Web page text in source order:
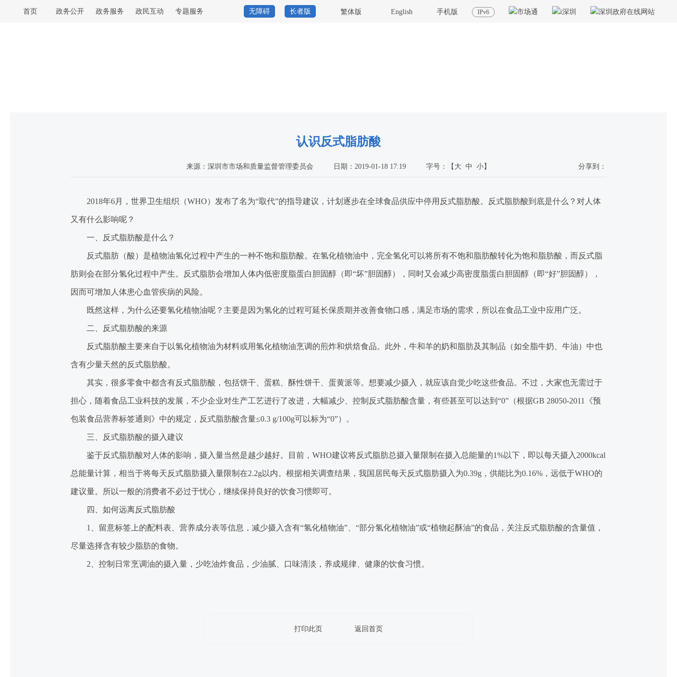
首页 政务公开 政务服务 政民互动 专题服务 无障碍 长者版 繁体版 English 手机版 IPv6
认识反式脂肪酸
来源： 深圳市市场和质量监督管理委员会 日期：2019-01-18 17:19 字号： 【 大 中 小】 分享到：
2018年6月，世界卫生组织（WHO）发布了名为“取代”的指导建议，计划逐步在全球食品供应中停用反式脂肪酸。反式脂肪酸到底是什么？对人体
又有什么影响呢？
一、反式脂肪酸是什么？
反式脂肪（酸）是植物油氢化过程中产生的一种不饱和脂肪酸。在氢化植物油中，完全氢化可以将所有不饱和脂肪酸转化为饱和脂肪酸，而反式脂
肪则会在部分氢化过程中产生。反式脂肪会增加人体内低密度脂蛋白胆固醇（即“坏”胆固醇），同时又会减少高密度脂蛋白胆固醇（即“好”胆固醇），
因而可增加人体患心血管疾病的风险。
既然这样，为什么还要氢化植物油呢？主要是因为氢化的过程可延长保质期并改善食物口感，满足市场的需求，所以在食品工业中应用广泛。
二、反式脂肪酸的来源
反式脂肪酸主要来自于以氢化植物油为材料或用氢化植物油烹调的煎炸和烘焙食品。此外，牛和羊的奶和脂肪及其制品（如全脂牛奶、牛油）中也
含有少量天然的反式脂肪酸。
其实，很多零食中都含有反式脂肪酸，包括饼干、蛋糕、酥性饼干、蛋黄派等。想要减少摄入，就应该自觉少吃这些食品。不过，大家也无需过于
担心，随着食品工业科技的发展，不少企业对生产工艺进行了改进，大幅减少、控制反式脂肪酸含量，有些甚至可以达到“0”（根据GB 28050-2011 《预
包装食品营养标签通则》中的规定，反式脂肪酸含量≤0.3 g/100g可以标为“0”）。
三、反式脂肪酸的摄入建议
鉴于反式脂肪酸对人体的影响，摄入量当然是越少越好。目前， WHO建议将反式脂肪总摄入量限制在摄入总能量的1%以下，即以每天摄入 2000kcal
总能量计算，相当于将每天反式脂肪摄入量限制在2.2g以内。根据相关调查结果，我国居民每天反式脂肪摄入为0.39g ，供能比为0.16% ，远低于WHO的
建议量。所以一般的消费者不必过于忧心，继续保持良好的饮食习惯即可。
四、如何远离反式脂肪酸
1 、留意标签上的配料表、营养成分表等信息，减少摄入含有“氢化植物油” “部分氢化植物油”或“植物起酥油”的食品，关注反式脂肪酸的含量值，
尽量选择含有较少脂肪的食物。
2 、控制日常烹调油的摄入量，少吃油炸食品，少油腻、口味清淡，养成规律、健康的饮食习惯。
打印此页 返回首页